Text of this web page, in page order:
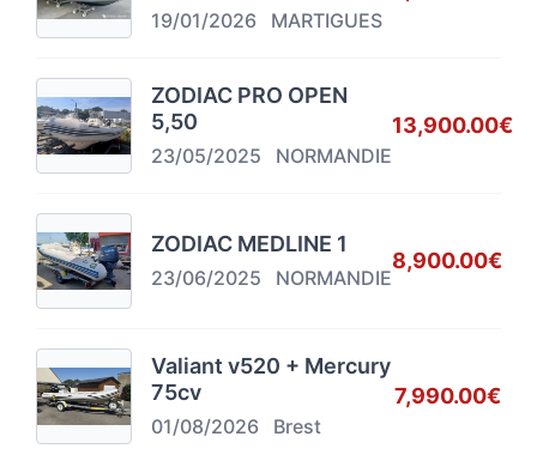
19/01/2026 MARTIGUES
ZODIAC PRO OPEN
5,50
23/05/2025 NORMANDIE
13,900.00€
ZODIAC MEDLINE 1
23/06/2025 NORMANDIE
8,900.00€
Valiant v520 + Mercury
75cv
01/08/2026 Brest
7,990.00€